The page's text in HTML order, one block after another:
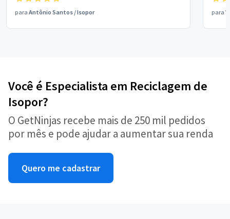
para Antônio Santos /Isopor para
Você é Especialista em Reciclagem de
Isopor?
O GetNinjas recebe mais de 250 mil pedidos
por mês e pode ajudar a aumentar sua renda
Quero me cadastrar